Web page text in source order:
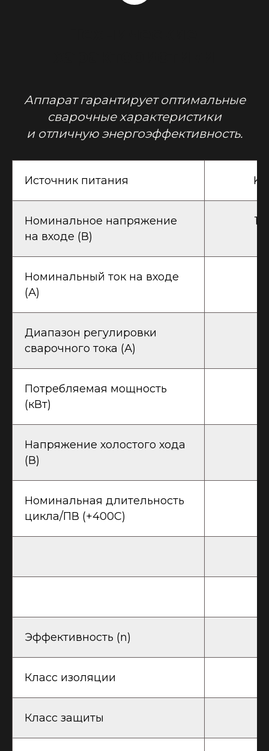
Аппарат гарантирует оптимальные
сварочные характеристики
и отличную энергоэффективность.
Источник питания
Номинальное напряжение
на входе (В)
Номинальный ток на входе
(А)
Диапазон регулировки
сварочного тока (А)
Потребляемая мощность
(кВт)
Напряжение холостого хода
(В)
Номинальная длительность
цикла/ПВ (+400С)
Эффективность (n)
Класс изоляции
Класс защиты